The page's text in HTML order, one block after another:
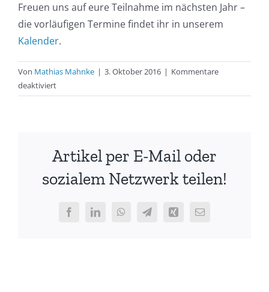
Freuen uns auf eure Teilnahme im nächsten Jahr –
die vorläufigen Termine findet ihr in unserem
Kalender.
Von Mathias Mahnke | 3. Oktober 2016 | Kommentare
deaktiviertfür
Rückblick
der
(Jugendbootsklassen)
Artikel per E-Mail oder
sozialem Netzwerk teilen!
FacebookLinkedInWhatsAppTelegramXing
E-